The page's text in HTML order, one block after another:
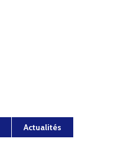
Actualités